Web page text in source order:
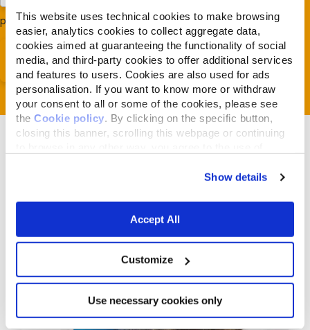
This website uses technical cookies to make browsing
easier, analytics cookies to collect aggregate data,
cookies aimed at guaranteeing the functionality of social
media, and third-party cookies to offer additional services
and features to users. Cookies are also used for ads
personalisation. If you want to know more or withdraw
your consent to all or some of the cookies, please see
the Cookie policy. By clicking on the specific button,
closing this banner, scrolling this webpage or continuing
Show details
Accept All
Customize
Use necessary cookies only
preso visione dellaPrivacy Policy*
Articles liés